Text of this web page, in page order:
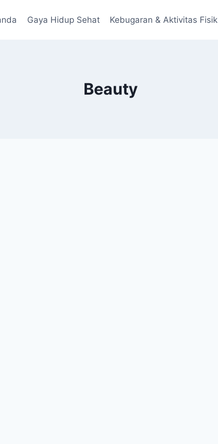
Gaya Hidup Sehat Kebugaran & Aktivitas Fisik
Beauty